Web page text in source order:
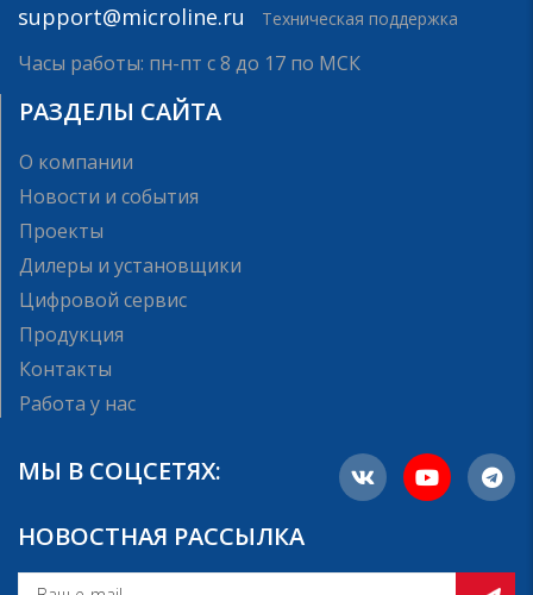
support@microline.ru Техническая поддержка
Часы работы: пн-пт с 8 до 17 по МСК
РАЗДЕЛЫ САЙТА
О компании
Новости и события
Проекты
Дилеры и установщики
Цифровой сервис
Продукция
Контакты
Работа у нас
МЫ В СОЦСЕТЯХ:
НОВОСТНАЯ РАССЫЛКА